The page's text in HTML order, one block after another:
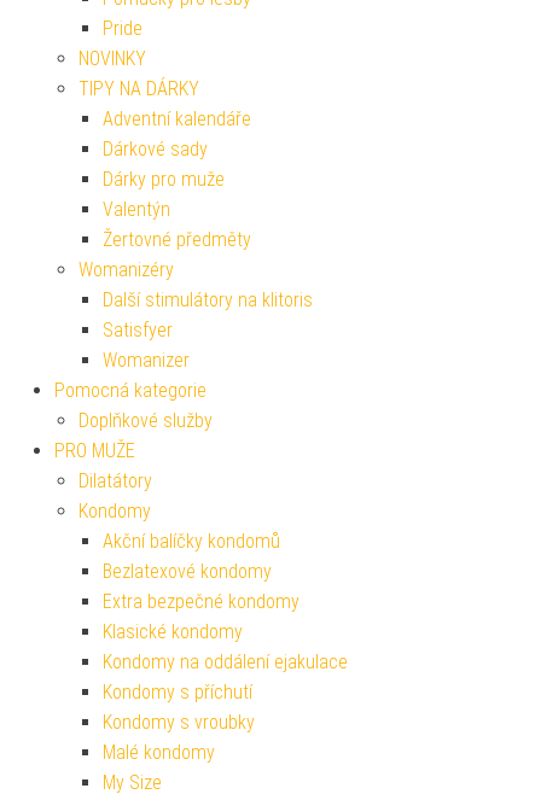
Pride
NOVINKY
TIPY NA DÁRKY
Adventní kalendáře
Dárkové sady
Dárky pro muže
Valentýn
Žertovné předměty
Womanizéry
Další stimulátory na klitoris
Satisfyer
Womanizer
Pomocná kategorie
Doplňkové služby
PRO MUŽE
Dilatátory
Kondomy
Akční balíčky kondomů
Bezlatexové kondomy
Extra bezpečné kondomy
Klasické kondomy
Kondomy na oddálení ejakulace
Kondomy s příchutí
Kondomy s vroubky
Malé kondomy
My Size